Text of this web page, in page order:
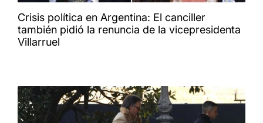
Crisis política en Argentina: El canciller
también pidió la renuncia de la vicepresidenta
Villarruel